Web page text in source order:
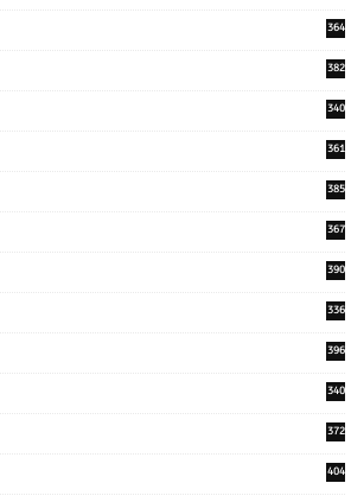
364
382
340
361
385
367
390
336
396
340
372
404